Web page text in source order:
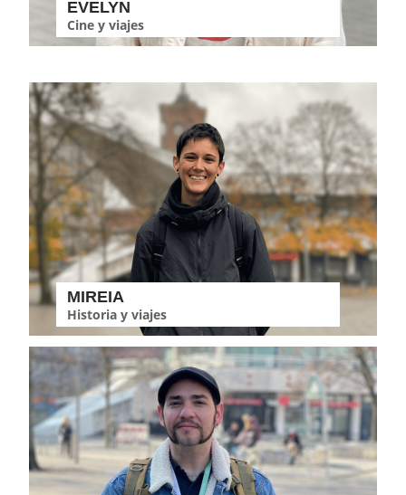
EVELYN
Cine y viajes
MIREIA
Historia y viajes